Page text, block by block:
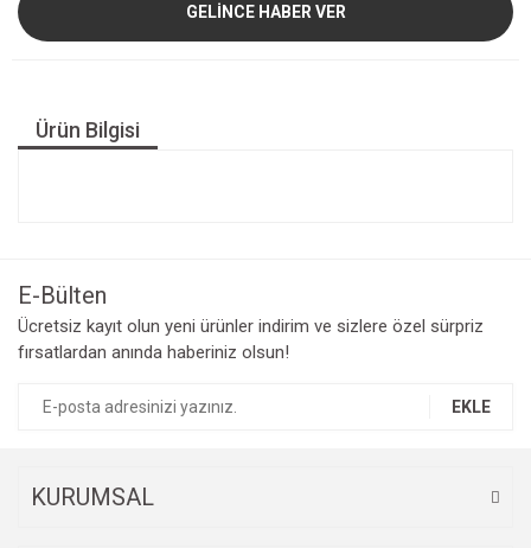
GELİNCE HABER VER
Ürün Bilgisi
E-Bülten
Ücretsiz kayıt olun yeni ürünler indirim ve sizlere özel sürpriz
fırsatlardan anında haberiniz olsun!
EKLE
KURUMSAL